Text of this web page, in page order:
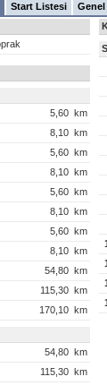
Start Listesi
5,60 km
8,10 km
5,60 km
8,10 km
5,60 km
8,10 km
5,60 km
8,10 km
54,80 km
115,30 km
170,10 km
54,80 km
115,30 km